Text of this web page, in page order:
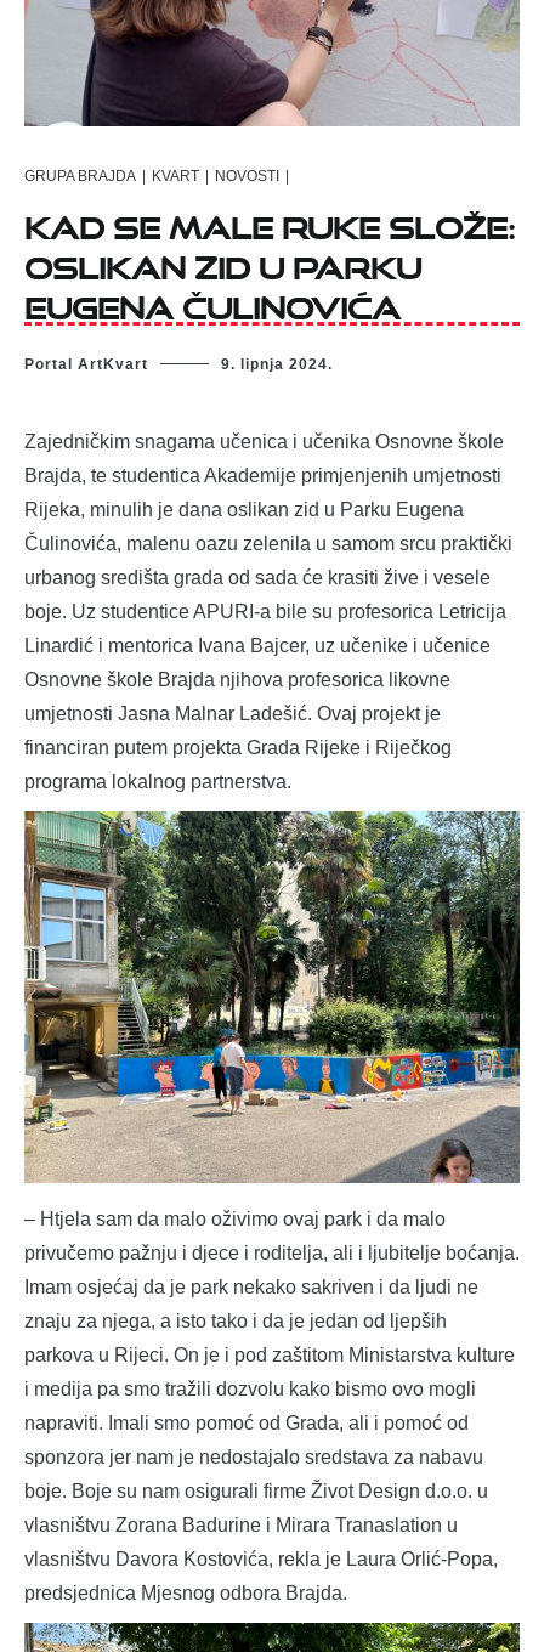
GRUPA BRAJDA | KVART | NOVOSTI |
Kad se male ruke slože:
Oslikan zid u Parku
Eugena Čulinovića
Portal ArtKvart 9. lipnja 2024.
Zajedničkim snagama učenica i učenika Osnovne škole
Brajda, te studentica Akademije primjenjenih umjetnosti
Rijeka, minulih je dana oslikan zid u Parku Eugena
Čulinovića, malenu oazu zelenila u samom srcu praktički
urbanog središta grada od sada će krasiti žive i vesele
boje. Uz studentice APURI-a bile su profesorica Letricija
Linardić i mentorica Ivana Bajcer, uz učenike i učenice
Osnovne škole Brajda njihova profesorica likovne
umjetnosti Jasna Malnar Ladešić. Ovaj projekt je
financiran putem projekta Grada Rijeke i Riječkog
programa lokalnog partnerstva.
– Htjela sam da malo oživimo ovaj park i da malo
privučemo pažnju i djece i roditelja, ali i ljubitelje boćanja.
Imam osjećaj da je park nekako sakriven i da ljudi ne
znaju za njega, a isto tako i da je jedan od ljepših
parkova u Rijeci. On je i pod zaštitom Ministarstva kulture
i medija pa smo tražili dozvolu kako bismo ovo mogli
napraviti. Imali smo pomoć od Grada, ali i pomoć od
sponzora jer nam je nedostajalo sredstava za nabavu
boje. Boje su nam osigurali firme Život Design d.o.o. u
vlasništvu Zorana Badurine i Mirara Tranaslation u
vlasništvu Davora Kostovića, rekla je Laura Orlić-Popa,
predsjednica Mjesnog odbora Brajda.